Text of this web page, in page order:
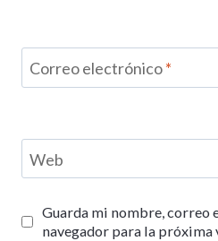
Correo electrónico*
Web
Guarda mi nombre, correo
navegador para la próxima